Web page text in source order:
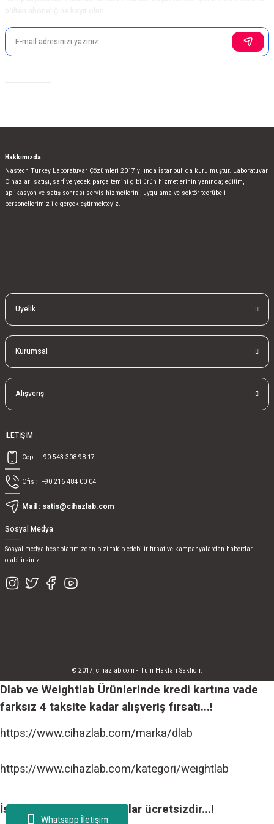
Whatsapp İletişim
Hakkımızda
Nastech Turkey Laboratuvar Çözümleri 2017 yılında İstanbul’ da kurulmuştur. Laboratuvar
Cihazları satışı, sarf ve yedek parça temini gibi ürün hizmetlerinin yanında; eğitim,
aplikasyon ve satış sonrası servis hizmetlerini, uygulama ve sektör tecrübeli
personellerimiz ile gerçekleştirmekteyiz.
Üyelik
Kurumsal
Alışveriş
İLETİŞİM
Cep : +90 543 308 98 17
Ofis : +90 216 484 00 04
Mail : satis@cihazlab.com
Sosyal Medya
Sosyal medya hesaplarımızdan bizi takip edebilir fırsat ve kampanyalardan haberdar
olabilirsiniz.
© 2017, cihazlab.com - Tüm Hakları Saklıdır.
Dlab ve Weightlab Ürünlerinde kredi kartına vade
farksız 4 taksite kadar alışveriş fırsatı...!
https://www.cihazlab.com/marka/dlab
https://www.cihazlab.com/kategori/weightlab
İstanbul içi tüm teslimatlar ücretsizdir...!